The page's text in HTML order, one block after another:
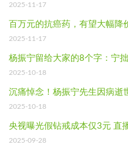
2025-11-17
百万元的抗癌药，有望大幅降
2025-11-17
杨振宁留给大家的8个字：宁
2025-10-18
沉痛悼念！杨振宁先生因病逝
2025-10-18
央视曝光假钻戒成本仅3元 直
2025-09-28